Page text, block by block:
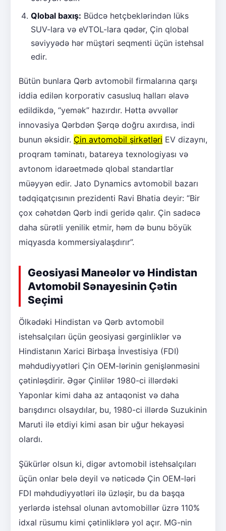
Qlobal baxış: Büdcə hetçbeklərindən lüks
SUV-lara və eVTOL-lara qədər, Çin qlobal
səviyyədə hər müştəri seqmenti üçün istehsal
edir.
Bütün bunlara Qərb avtomobil firmalarına qarşı
iddia edilən korporativ casusluq halları əlavə
edildikdə, “yemək” hazırdır. Hətta əvvəllər
innovasiya Qərbdən Şərqə doğru axırdısa, indi
bunun əksidir. Çin avtomobil şirkətləri EV dizaynı,
proqram təminatı, batareya texnologiyası və
avtonom idarəetmədə qlobal standartlar
müəyyən edir. Jato Dynamics avtomobil bazarı
tədqiqatçısının prezidenti Ravi Bhatia deyir: “Bir
çox cəhətdən Qərb indi geridə qalır. Çin sadəcə
daha sürətli yenilik etmir, həm də bunu böyük
miqyasda kommersiyalaşdırır”.
Geosiyasi Maneələr və Hindistan
Avtomobil Sənayesinin Çətin
Seçimi
Ölkədəki Hindistan və Qərb avtomobil
istehsalçıları üçün geosiyasi gərginliklər və
Hindistanın Xarici Birbaşa İnvestisiya (FDI)
məhdudiyyətləri Çin OEM-lərinin genişlənməsini
çətinləşdirir. Əgər Çinlilər 1980-ci illərdəki
Yaponlar kimi daha az antaqonist və daha
barışdırıcı olsaydılar, bu, 1980-ci illərdə Suzukinin
Maruti ilə etdiyi kimi asan bir uğur hekayəsi
olardı.
Şükürlər olsun ki, digər avtomobil istehsalçıları
üçün onlar belə deyil və nəticədə Çin OEM-ləri
FDI məhdudiyyətləri ilə üzləşir, bu da başqa
yerlərdə istehsal olunan avtomobillər üzrə 110%
idxal rüsumu kimi çətinliklərə yol açır. MG-nin